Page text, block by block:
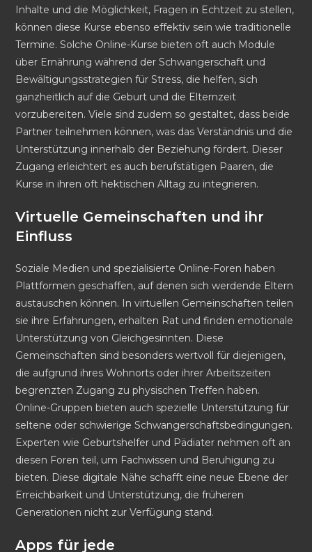
Inhalte und die Möglichkeit, Fragen in Echtzeit zu stellen,
können diese Kurse ebenso effektiv sein wie traditionelle
Termine. Solche Online-Kurse bieten oft auch Module
über Ernährung während der Schwangerschaft und
Bewältigungsstrategien für Stress, die helfen, sich
ganzheitlich auf die Geburt und die Elternzeit
vorzubereiten. Viele sind zudem so gestaltet, dass beide
Partner teilnehmen können, was das Verständnis und die
Unterstützung innerhalb der Beziehung fördert. Dieser
Zugang erleichtert es auch berufstätigen Paaren, die
Kurse in ihren oft hektischen Alltag zu integrieren.
Virtuelle Gemeinschaften und ihr
Einfluss
Soziale Medien und spezialisierte Online-Foren haben
Plattformen geschaffen, auf denen sich werdende Eltern
austauschen können. In virtuellen Gemeinschaften teilen
sie ihre Erfahrungen, erhalten Rat und finden emotionale
Unterstützung von Gleichgesinnten. Diese
Gemeinschaften sind besonders wertvoll für diejenigen,
die aufgrund ihres Wohnorts oder ihrer Arbeitszeiten
begrenzten Zugang zu physischen Treffen haben.
Online-Gruppen bieten auch spezielle Unterstützung für
seltene oder schwierige Schwangerschaftsbedingungen.
Experten wie Geburtshelfer und Pädiater nehmen oft an
diesen Foren teil, um Fachwissen und Beruhigung zu
bieten. Diese digitale Nähe schafft eine neue Ebene der
Erreichbarkeit und Unterstützung, die früheren
Generationen nicht zur Verfügung stand.
Apps für jede